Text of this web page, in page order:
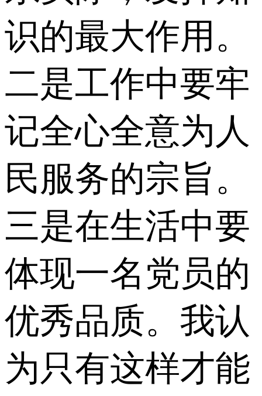
识的最大作用。
二是工作中要牢
记全心全意为人
民服务的宗旨。
三是在生活中要
体现一名党员的
优秀品质。我认
为只有这样才能